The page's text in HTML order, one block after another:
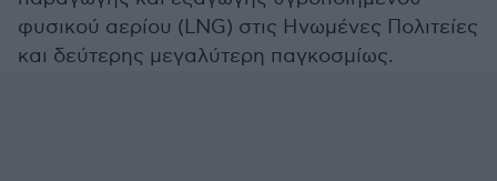
φυσικού αερίου (LNG) στις Ηνωμένες Πολιτείες
και δεύτερης μεγαλύτερη παγκοσμίως.